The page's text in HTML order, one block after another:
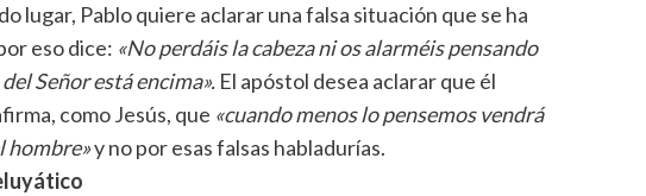
lugar, Pablo quiere aclarar una falsa situación que se ha
eso dice: «No perdáis la cabeza ni os alarméis pensando
Señor está encima». El apóstol desea aclarar que él
como Jesús, que «cuando menos lo pensemos vendrá
hombre»y no por esas falsas habladurías.